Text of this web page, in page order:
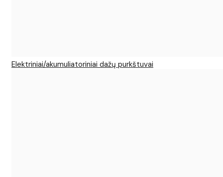
Elektriniai/akumuliatoriniai dažų purkštuvai